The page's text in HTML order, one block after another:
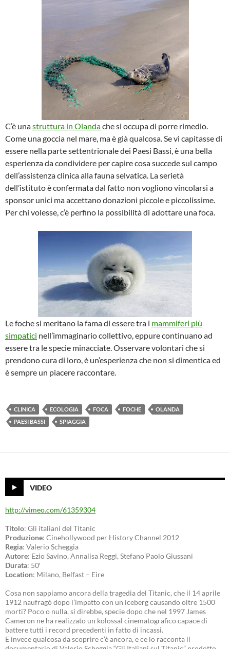
C’è unastruttura in Olandache si occupa di porre rimedio.
Come una goccia nel mare, ma è già qualcosa. Se vi capitasse di
essere nella parte settentrionale dei Paesi Bassi, è una bella
esperienza da condividere per capire cosa succede sul campo
dell’assistenza clinica alla fauna selvatica. La serietà
dell’istituto è confermata dal fatto non vogliono vincolarsi a
sponsor unici ma accettano donazioni piccole e piccolissime.
Per chi volesse, c’è perfino la possibilità di adottare una foca.
Le foche si meritano la fama di essere tra i mammiferi più
simpatici nell’immaginario collettivo, eppure continuano ad
essere tra le specie minacciate. Osservare volontari che si
prendono cura di loro, è un’esperienza che non si dimentica ed
è sempre un piacere raccontare.
CLINICA ECOLOGIA FOCA FOCHE
OLANDA
PAESI BASSI
SPIAGGIA
VIDEO
http://vimeo.com/61359304
Titolo: Gli italiani del Titanic
Produzione: Cinehollywood per History Channel 2012
Regia: Valerio Scheggia
Autore: Ezio Savino, Annalisa Reggi, Stefano Paolo Giussani
Durata: 50′
Location: Milano, Belfast – Eire
Cosa non sappiamo ancora della tragedia del Titanic, che il 14 aprile
1912 naufragò dopo l’impatto con un iceberg causando oltre 1500
morti? Poco o nulla, si direbbe, specie dopo che nel 1997 James
Cameron ne ha realizzato un kolossal cinematografico capace di
battere tutti i record precedenti in fatto di incassi.
E invece qualcosa da scoprire c’è ancora, e ce lo racconta il